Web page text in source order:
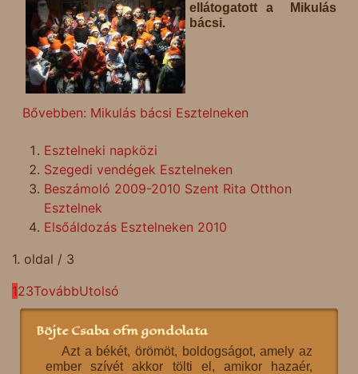
ellátogatott a Mikulás
bácsi.
Bővebben: Mikulás bácsi Esztelneken
Esztelneki napközi
Szegedi vendégek Esztelneken
Beszámoló 2009-2010 Szent Rita Otthon
Esztelnek
Elsőáldozás Esztelneken 2010
1. oldal / 3
123TovábbUtolsó
Böjte Csaba ofm gondolata
Azt a békét, örömöt, boldogságot, amely az
ember szívét akkor tölti el, amikor hazaér,